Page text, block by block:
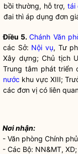
bồi thường, hỗ trợ, tái
đai thì áp dụng đơn
Điều 5.Chánh Văn
các Sở: Nội vụ, Tư
Xây dựng; Chủ tịch
Trung tâm phát triển
nước khu vực XIII;
các đơn vị có liên
Nơi nhận:
- Văn phòng Chính
- Các Bộ: NN&MT, XD;